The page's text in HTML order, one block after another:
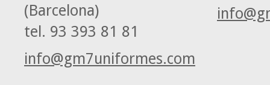
(Barcelona)
tel. 93 393 81 81
info@gm7uniformes.com